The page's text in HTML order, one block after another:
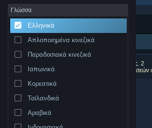
Σχετικά
Υποστήριξη
Αλλαγή γλώσσας
Προβολή ιστοσελίδας για υπολογιστές
Γλώσσα
Ελληνικά
Απλοποιημένα κινεζικά
Παραδοσιακά κινεζικά
Ιαπωνικά
Κορεατικά
Ταϊλανδικά
Αραβικά
Ταξινόμηση ανά
0 αποτελέσματα ταιριάζουν με την αναζήτησή σας. 2
αποτελέσματα αποκλείστηκαν βάσει των προτιμήσεών